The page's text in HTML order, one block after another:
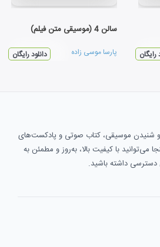
رایگان
سالن 4 (موسیقی متن فیلم)
پارسا موسی زاده دانلود رایگان
و شنیدن موسیقی، کتاب صوتی و پادکست‌های
می‌توانید با کیفیت بالا، به‌روز و مطمئن به
دسترسی داشته باشید.